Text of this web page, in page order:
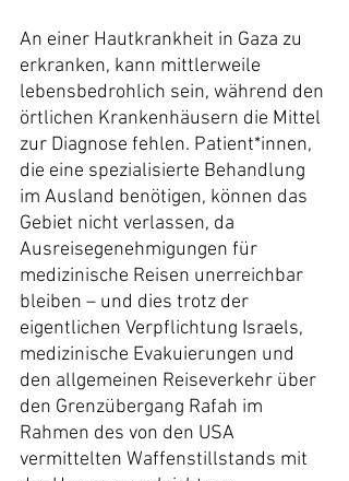
An einer Hautkrankheit in Gaza zu
erkranken, kann mittlerweile
lebensbedrohlich sein, während den
örtlichen Krankenhäusern die Mittel
zur Diagnose fehlen. Patient*innen,
die eine spezialisierte Behandlung
im Ausland benötigen, können das
Gebiet nicht verlassen, da
Ausreisegenehmigungen für
medizinische Reisen unerreichbar
bleiben – und dies trotz der
eigentlichen Verpflichtung Israels,
medizinische Evakuierungen und
den allgemeinen Reiseverkehr über
den Grenzübergang Rafah im
Rahmen des von den USA
vermittelten Waffenstillstands mit